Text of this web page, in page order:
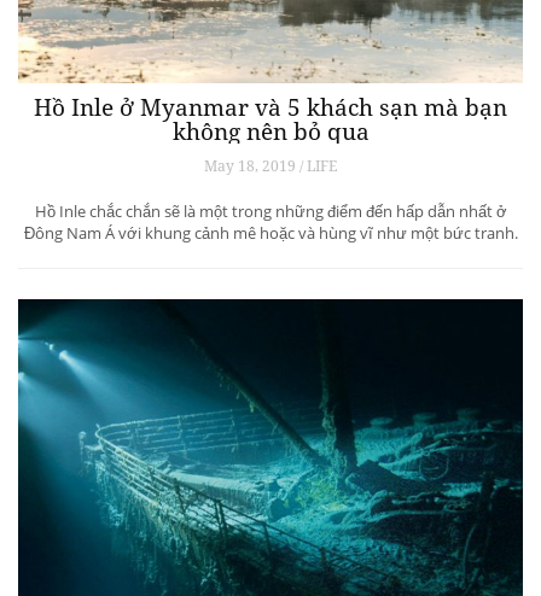
Hồ Inle ở Myanmar và 5 khách sạn mà bạn
không nên bỏ qua
May 18, 2019 / LIFE
Hồ Inle chắc chắn sẽ là một trong những điểm đến hấp dẫn nhất ở
Đông Nam Á với khung cảnh mê hoặc và hùng vĩ như một bức tranh.